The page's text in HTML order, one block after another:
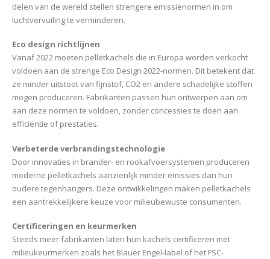
delen van de wereld stellen strengere emissienormen in om
luchtvervuiling te verminderen.
Eco design richtlijnen
Vanaf 2022 moeten pelletkachels die in Europa worden verkocht
voldoen aan de strenge Eco Design 2022-normen. Dit betekent dat
ze minder uitstoot van fijnstof, CO2 en andere schadelijke stoffen
mogen produceren. Fabrikanten passen hun ontwerpen aan om
aan deze normen te voldoen, zonder concessies te doen aan
efficiëntie of prestaties.
Verbeterde verbrandingstechnologie
Door innovaties in brander- en rookafvoersystemen produceren
moderne pelletkachels aanzienlijk minder emissies dan hun
oudere tegenhangers. Deze ontwikkelingen maken pelletkachels
een aantrekkelijkere keuze voor milieubewuste consumenten.
Certificeringen en keurmerken
Steeds meer fabrikanten laten hun kachels certificeren met
milieukeurmerken zoals het Blauer Engel-label of het FSC-